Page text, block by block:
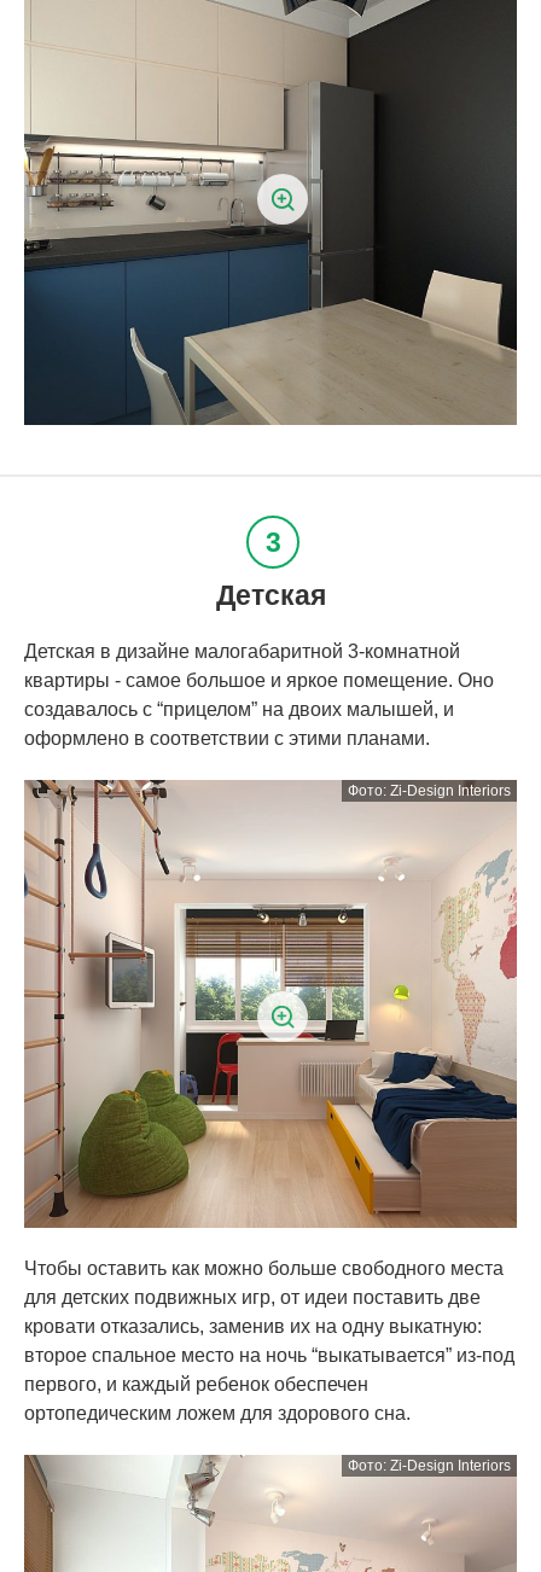
Детская
Детская в дизайне малогабаритной 3-комнатной
квартиры - самое большое и яркое помещение. Оно
создавалось с “прицелом” на двоих малышей, и
оформлено в соответствии с этими планами.
Чтобы оставить как можно больше свободного места
для детских подвижных игр, от идеи поставить две
кровати отказались, заменив их на одну выкатную:
второе спальное место на ночь “выкатывается” из-под
первого, и каждый ребенок обеспечен
ортопедическим ложем для здорового сна.